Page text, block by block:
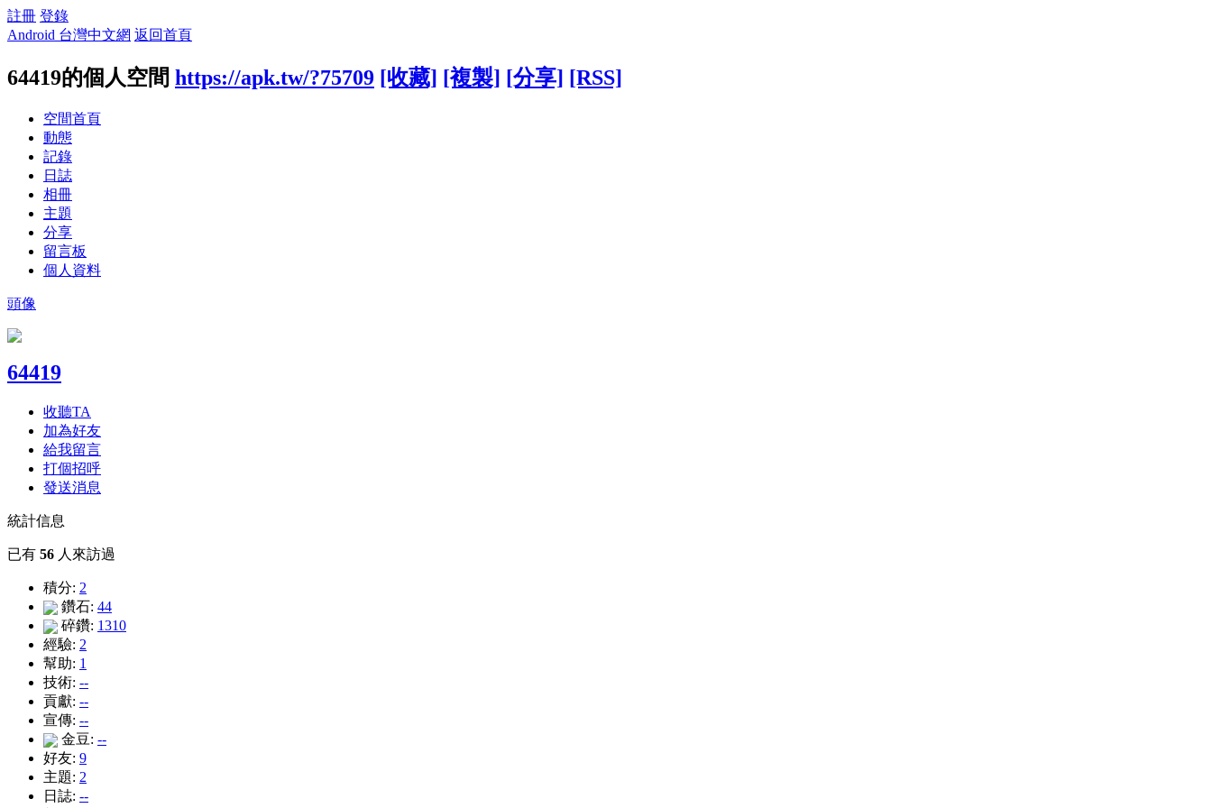
註冊 登錄
Android 台灣中文網 返回首頁
64419的個人空間 https://apk.tw/?75709 [收藏] [複製] [分享] [RSS]
空間首頁
動態
記錄
日誌
相冊
主題
分享
留言板
個人資料
頭像
64419
收聽TA
加為好友
給我留言
打個招呼
發送消息
統計信息
已有 56 人來訪過
積分: 2
鑽石: 44
碎鑽: 1310
經驗: 2
幫助: 1
技術: --
貢獻: --
宣傳: --
金豆: --
好友: 9
主題: 2
日誌: --